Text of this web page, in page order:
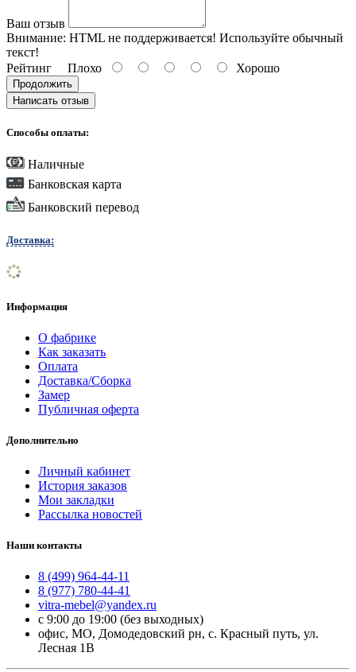
Ваш отзыв
Внимание: HTML не поддерживается! Используйте обычный
текст!
Рейтинг Плохо Хорошо
Продолжить
Написать отзыв
Способы оплаты:
Наличные
Банковская карта
Банковский перевод
Доставка:
Информация
О фабрике
Как заказать
Оплата
Доставка/Сборка
Замер
Публичная оферта
Дополнительно
Личный кабинет
История заказов
Мои закладки
Рассылка новостей
Наши контакты
8 (499) 964-44-11
8 (977) 780-44-41
vitra-mebel@yandex.ru
с 9:00 до 19:00 (без выходных)
офис, МО, Домодедовский рн, с. Красный путь, ул.
Лесная 1В